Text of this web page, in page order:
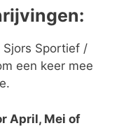
Sportief /
een keer mee
April, Mei of